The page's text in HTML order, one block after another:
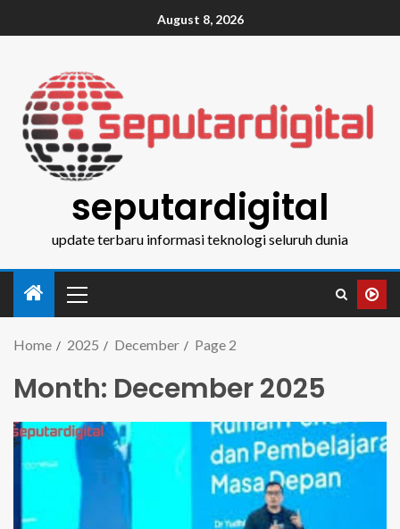
August 8, 2026
seputardigital
update terbaru informasi teknologi seluruh dunia
Home 2025 December Page 2
Month: December 2025